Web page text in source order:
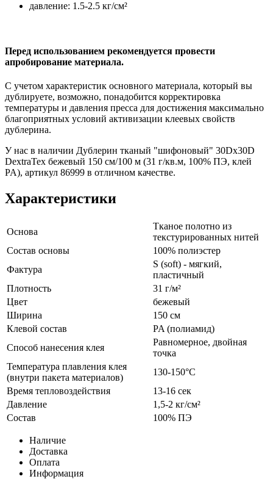
давление: 1.5-2.5 кг/см²
Перед использованием рекомендуется провести
апробирование материала.
С учетом характеристик основного материала, который вы
дублируете, возможно, понадобится корректировка
температуры и давления пресса для достижения максимально
благоприятных условий активизации клеевых свойств
дублерина.
У нас в наличии Дублерин тканый "шифоновый" 30Dx30D
DextraTex бежевый 150 см/100 м (31 г/кв.м, 100% ПЭ, клей
PA), артикул 86999 в отличном качестве.
Характеристики
Основа
Тканое полотно из
текстурированных нитей
Состав основы
100% полиэстер
Фактура
S (soft) - мягкий,
пластичный
Плотность
31 г/м²
Цвет
бежевый
Ширина
150 см
Клевой состав
PA (полиамид)
Способ нанесения клея
Равномерное, двойная
точка
Температура плавления клея
(внутри пакета материалов)
130-150°С
Время тепловоздействия
13-16 сек
Давление
1,5-2 кг/см²
Состав
100% ПЭ
Наличие
Доставка
Оплата
Информация